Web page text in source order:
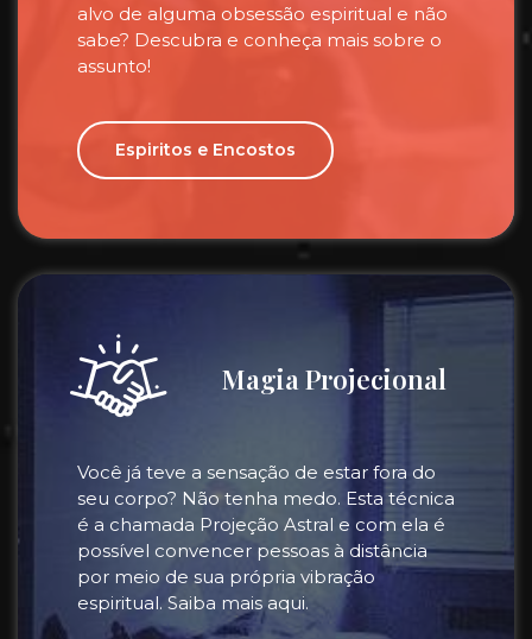
alvo de alguma obsessão espiritual e não
sabe? Descubra e conheça mais sobre o
assunto!
Espiritos e Encostos
Magia Projecional
Você já teve a sensação de estar fora do
seu corpo? Não tenha medo. Esta técnica
é a chamada Projeção Astral e com ela é
possível convencer pessoas à distância
por meio de sua própria vibração
espiritual. Saiba mais aqui.